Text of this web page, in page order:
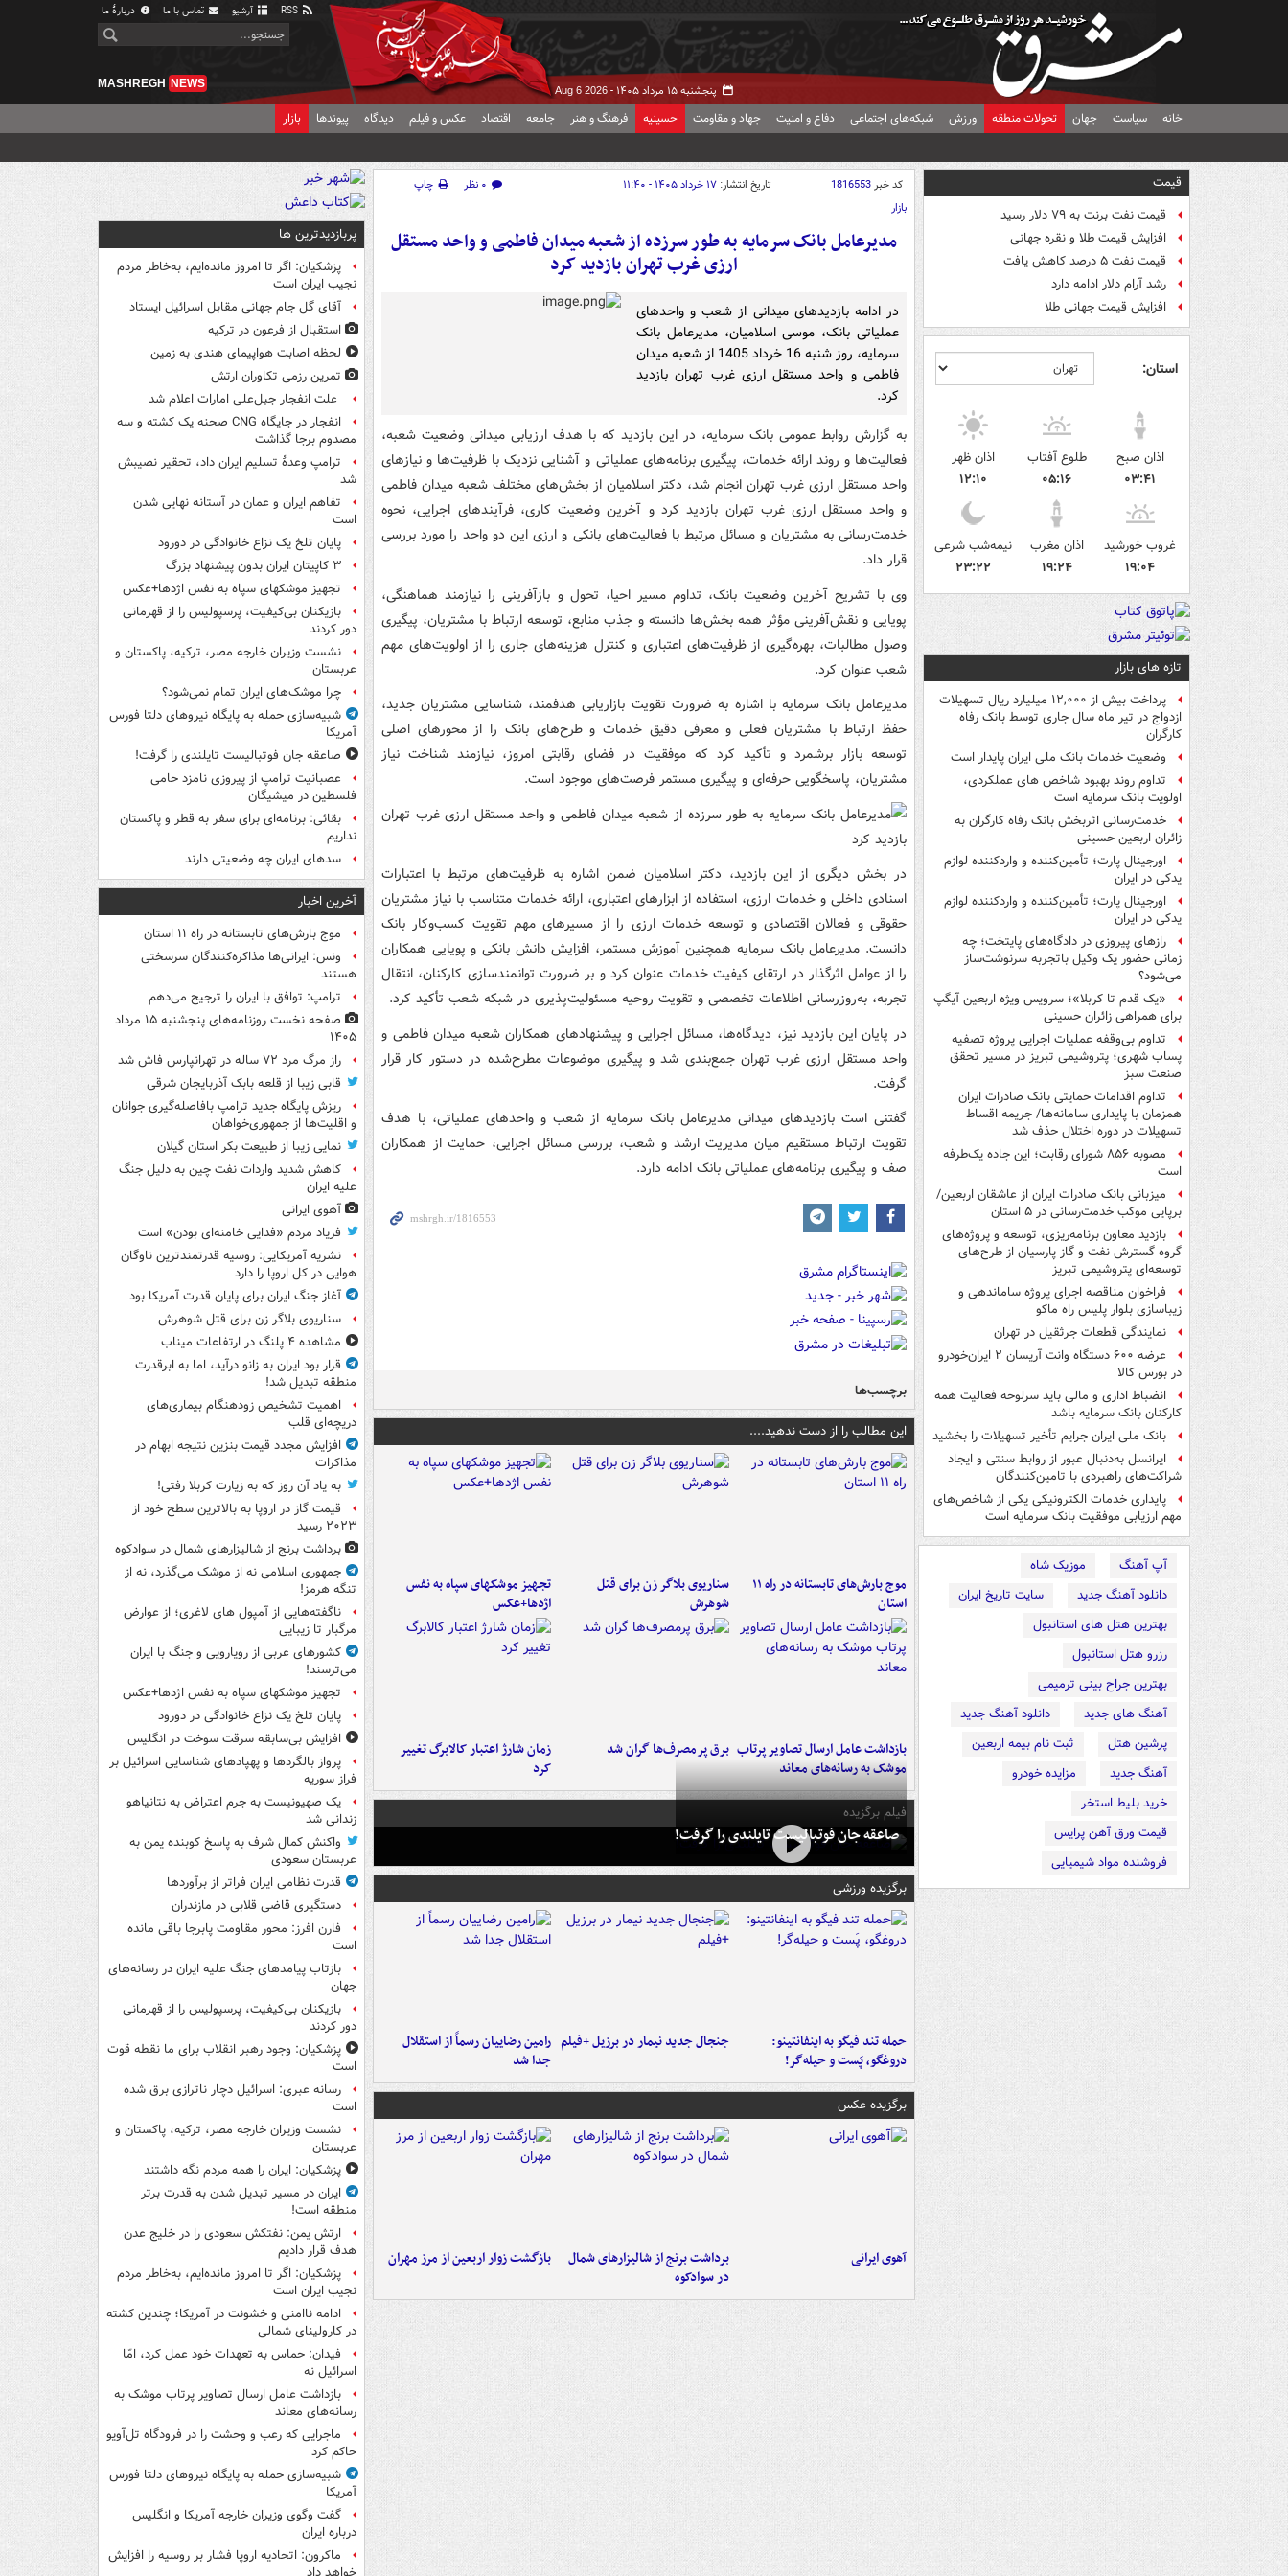
آرشیو تماس با ما دربارهٔ ما
پنجشنبه ۱۵ مرداد ۱۴۰۵ - Aug 6 2026
MASHREGH NEWS
خانه سیاست جهان تحولات منطقه ورزش شبکه‌های اجتماعی دفاع و امنیت جهاد و مقاومت حسینیه فرهنگ و هنر جامعه اقتصاد عکس و فیلم دیدگاه پیوندها بازار
قیمت
قیمت نفت برنت به ۷۹ دلار رسید
افزایش قیمت طلا و نقره جهانی
قیمت نفت ۵ درصد کاهش یافت
رشد آرام دلار ادامه دارد
افزایش قیمت جهانی طلا
استان:
اذان صبح
۰۳:۴۱
طلوع آفتاب
۰۵:۱۶
اذان ظهر
۱۲:۱۰
غروب خورشید
۱۹:۰۴
اذان مغرب
۱۹:۲۴
نیمه‌شب شرعی
۲۳:۲۲
تازه های بازار
پرداخت بیش از ۱۲,۰۰۰ میلیارد ریال تسهیلات
ازدواج در تیر ماه سال جاری توسط بانک رفاه
کارگران
وضعیت خدمات بانک ملی ایران پایدار است
تداوم روند بهبود شاخص های عملکردی،
اولویت بانک سرمایه است
خدمت‌رسانی اثربخش بانک رفاه کارگران به
زائران اربعین حسینی
اورجینال پارت؛ تأمین‌کننده و واردکننده لوازم
یدکی در ایران
اورجینال پارت؛ تأمین‌کننده و واردکننده لوازم
یدکی در ایران
رازهای پیروزی در دادگاه‌های پایتخت؛ چه
زمانی حضور یک وکیل باتجربه سرنوشت‌ساز
می‌شود؟
«یک قدم تا کربلا»؛ سرویس ویژه اربعین آیگپ
برای همراهی زائران حسینی
تداوم بی‌وقفه عملیات اجرایی پروژه تصفیه
پساب شهری؛ پتروشیمی تبریز در مسیر تحقق
صنعت سبز
تداوم اقدامات حمایتی بانک صادرات ایران
همزمان با پایداری سامانه‌ها/ جریمه اقساط
تسهیلات در دوره اختلال حذف شد
مصوبه ۸۵۶ شورای رقابت؛ این جاده یک‌طرفه
است
میزبانی بانک صادرات ایران از عاشقان اربعین/
برپایی موکب خدمت‌رسانی در ۵ استان
بازدید معاون برنامه‌ریزی، توسعه و پروژه‌های
گروه گسترش نفت و گاز پارسیان از طرح‌های
توسعه‌ای پتروشیمی تبریز
فراخوان مناقصه اجرای پروژه ساماندهی و
زیباسازی بلوار پلیس راه ماکو
نمایندگی قطعات جرثقیل در تهران
عرضه ۶۰۰ دستگاه وانت آریسان ۲ ایران‌خودرو
در بورس کالا
انضباط اداری و مالی باید سرلوحه فعالیت همه
کارکنان بانک سرمایه باشد
بانک ملی ایران جرایم تأخیر تسهیلات را بخشید
ایرانسل به‌دنبال عبور از روابط سنتی و ایجاد
شراکت‌های راهبردی با تامین‌کنندگان
پایداری خدمات الکترونیکی یکی از شاخص‌های
مهم ارزیابی موفقیت بانک سرمایه است
آپ آهنگ
موزیک شاه
دانلود آهنگ جدید
سایت تاریخ ایران
بهترین هتل های استانبول
رزرو هتل استانبول
بهترین جراح بینی ترمیمی
آهنگ های جدید
دانلود آهنگ جدید
پرشین هتل
ثبت نام بیمه اربعین
آهنگ جدید
مزایده خودرو
خرید بلیط استخر
قیمت ورق آهن پرایس
فروشنده مواد شیمیایی
کد خبر1816553 تاریخ انتشار: ۱۷ خرداد ۱۴۰۵ - ۱۱:۴۰ ۰ نظر
چاپ
بازار
مدیرعامل بانک سرمایه به طور سرزده از شعبه میدان فاطمی و واحد مستقل
ارزی غرب تهران بازدید کرد
در ادامه بازدیدهای میدانی از شعب و واحدهای
عملیاتی بانک، موسی اسلامیان، مدیرعامل بانک
سرمایه، روز شنبه 16 خرداد 1405 از شعبه میدان
فاطمی و واحد مستقل ارزی غرب تهران بازدید
کرد.
به گزارش روابط عمومی بانک سرمایه، در این بازدید که با هدف ارزیابی میدانی وضعیت شعبه،
فعالیت‌ها و روند ارائه خدمات، پیگیری برنامه‌های عملیاتی و آشنایی نزدیک با ظرفیت‌ها و نیازهای
واحد مستقل ارزی غرب تهران انجام شد، دکتر اسلامیان از بخش‌های مختلف شعبه میدان فاطمی
و واحد مستقل ارزی غرب تهران بازدید کرد و آخرین وضعیت کاری، فرآیندهای اجرایی، نحوه
خدمت‌رسانی به مشتریان و مسائل مرتبط با فعالیت‌های بانکی و ارزی این دو واحد را مورد بررسی
قرار داد.
وی با تشریح آخرین وضعیت بانک، تداوم مسیر احیا، تحول و بازآفرینی را نیازمند هماهنگی،
پویایی و نقش‌آفرینی مؤثر همه بخش‌ها دانسته و جذب منابع، توسعه ارتباط با مشتریان، پیگیری
وصول مطالبات، بهره‌گیری از ظرفیت‌های اعتباری و کنترل هزینه‌های جاری را از اولویت‌های مهم
شعب عنوان کرد.
مدیرعامل بانک سرمایه با اشاره به ضرورت تقویت بازاریابی هدفمند، شناسایی مشتریان جدید،
حفظ ارتباط با مشتریان فعلی و معرفی دقیق خدمات و طرح‌های بانک را از محورهای اصلی
توسعه بازار برشمرد و تأکید کرد که موفقیت در فضای رقابتی امروز، نیازمند شناخت نیاز
مشتریان، پاسخگویی حرفه‌ای و پیگیری مستمر فرصت‌های موجود است.
در بخش دیگری از این بازدید، دکتر اسلامیان ضمن اشاره به ظرفیت‌های مرتبط با اعتبارات
اسنادی داخلی و خدمات ارزی، استفاده از ابزارهای اعتباری، ارائه خدمات متناسب با نیاز مشتریان
حقوقی و فعالان اقتصادی و توسعه خدمات ارزی را از مسیرهای مهم تقویت کسب‌وکار بانک
دانست. مدیرعامل بانک سرمایه همچنین آموزش مستمر، افزایش دانش بانکی و پویایی همکاران
را از عوامل اثرگذار در ارتقای کیفیت خدمات عنوان کرد و بر ضرورت توانمندسازی کارکنان، انتقال
تجربه، به‌روزرسانی اطلاعات تخصصی و تقویت روحیه مسئولیت‌پذیری در شبکه شعب تأکید کرد.
در پایان این بازدید نیز، دیدگاه‌ها، مسائل اجرایی و پیشنهادهای همکاران شعبه میدان فاطمی و
واحد مستقل ارزی غرب تهران جمع‌بندی شد و پیگیری موضوعات مطرح‌شده در دستور کار قرار
گرفت.
گفتنی است بازدیدهای میدانی مدیرعامل بانک سرمایه از شعب و واحدهای عملیاتی، با هدف
تقویت ارتباط مستقیم میان مدیریت ارشد و شعب، بررسی مسائل اجرایی، حمایت از همکاران
صف و پیگیری برنامه‌های عملیاتی بانک ادامه دارد.
برچسب‌ها
این مطالب را از دست ندهید....
موج بارش‌های تابستانه در راه ۱۱
استان
سناریوی بلاگر زن برای قتل
شوهرش
تجهیز موشکهای سپاه به نفس
اژدها+عکس
بازداشت عامل ارسال تصاویر پرتاب
موشک به رسانه‌های معاند
برق پرمصرف‌ها گران شد
زمان شارژ اعتبار کالابرگ تغییر
کرد
فیلم برگزیده
صاعقه جان فوتبالیست تایلندی را گرفت!
برگزیده ورزشی
حمله تند فیگو به اینفانتینو:
دروغگو، پَست‌ و حیله‌گر!
جنجال جدید نیمار در برزیل +فیلم رامین رضاییان رسماً از استقلال
جدا شد
برگزیده عکس
آهوی ایرانی
برداشت برنج از شالیزارهای شمال
در سوادکوه
بازگشت زوار اربعین از مرز مهران
پربازدیدترین ها
پزشکیان: اگر تا امروز مانده‌ایم، به‌خاطر مردم
نجیب ایران است
آقای گل جام جهانی مقابل اسرائیل ایستاد
استقبال از فرعون در ترکیه
لحظه اصابت هواپیمای هندی به زمین
تمرین رزمی تکاوران ارتش
علت انفجار جبل‌علی امارات اعلام شد
انفجار در جایگاه CNG صحنه یک کشته و سه
مصدوم برجا گذاشت
ترامپ وعدۀ تسلیم ایران داد، تحقیر نصیبش
شد
تفاهم ایران و عمان در آستانه نهایی شدن
است
پایان تلخ یک نزاع خانوادگی در دورود
۳ کاپیتان ایران بدون پیشنهاد بزرگ
تجهیز موشکهای سپاه به نفس اژدها+عکس
بازیکنان بی‌کیفیت، پرسپولیس را از قهرمانی
دور کردند
نشست وزیران خارجه مصر، ترکیه، پاکستان و
عربستان
چرا موشک‌های ایران تمام نمی‌شود؟
شبیه‌سازی حمله به پایگاه نیروهای دلتا فورس
آمریکا
صاعقه جان فوتبالیست تایلندی را گرفت!
عصبانیت ترامپ از پیروزی نامزد حامی
فلسطین در میشیگان
بقائی: برنامه‌ای برای سفر به قطر و پاکستان
نداریم
سدهای ایران چه وضعیتی دارند
آخرین اخبار
موج بارش‌های تابستانه در راه ۱۱ استان
ونس: ایرانی‌ها مذاکره‌کنندگان سرسختی
هستند
ترامپ: توافق با ایران را ترجیح می‌دهم
صفحه نخست روزنامه‌های پنجشنبه ۱۵ مرداد
۱۴۰۵
راز مرگ مرد ۷۲ ساله در تهرانپارس فاش شد
قابی زیبا از قلعه بابک آذربایجان شرقی
ریزش پایگاه جدید ترامپ بافاصله‌گیری جوانان
و اقلیت‌ها از جمهوری‌خواهان
نمایی زیبا از طبیعت بکر استان گیلان
کاهش شدید واردات نفت چین به دلیل جنگ
علیه ایران
آهوی ایرانی
فریاد مردم «فدایی خامنه‌ای بودن» است
نشریه آمریکایی: روسیه قدرتمندترین ناوگان
هوایی در کل اروپا را دارد
آغاز جنگ ایران برای پایان قدرت آمریکا بود
سناریوی بلاگر زن برای قتل شوهرش
مشاهده ۴ پلنگ در ارتفاعات میناب
قرار بود ایران به زانو درآید، اما به ابرقدرت
منطقه تبدیل شد!
اهمیت تشخیص زودهنگام بیماری‌های
دریچه‌ای قلب
افزایش مجدد قیمت بنزین نتیجه ابهام در
مذاکرات
به یاد آن روز که به زیارت کربلا رفتی!
قیمت گاز در اروپا به بالاترین سطح خود از
۲۰۲۳ رسید
برداشت برنج از شالیزارهای شمال در سوادکوه
جمهوری اسلامی نه از موشک می‌گذرد، نه از
تنگه هرمز!
ناگفته‌هایی از آمپول های لاغری؛ از عوارض
مرگبار تا زیبایی
کشورهای عربی از رویارویی و جنگ با ایران
می‌ترسند!
تجهیز موشکهای سپاه به نفس اژدها+عکس
پایان تلخ یک نزاع خانوادگی در دورود
افزایش بی‌سابقه سرقت سوخت در انگلیس
پرواز بالگردها و پهپادهای شناسایی اسرائیل بر
فراز سوریه
یک صهیونیست به جرم اعتراض به نتانیاهو
زندانی شد
واکنش کمال شرف به پاسخ کوبنده یمن به
عربستان سعودی
قدرت نظامی ایران فراتر از برآوردها
دستگیری قاضی قلابی در مازندران
فارن افرز: محور مقاومت پابرجا باقی مانده
است
بازتاب پیامدهای جنگ علیه ایران در رسانه‌های
جهان
بازیکنان بی‌کیفیت، پرسپولیس را از قهرمانی
دور کردند
پزشکیان: وجود رهبر انقلاب برای ما نقطه قوت
است
رسانه عبری: اسرائیل دچار ناترازی برق شده
است
نشست وزیران خارجه مصر، ترکیه، پاکستان و
عربستان
پزشکیان: ایران را همه مردم نگه داشتند
ایران در مسیر تبدیل شدن به قدرت برتر
منطقه است!
ارتش یمن: نفتکش سعودی را در خلیج عدن
هدف قرار دادیم
پزشکیان: اگر تا امروز مانده‌ایم، به‌خاطر مردم
نجیب ایران است
ادامه ناامنی و خشونت در آمریکا؛ چندین کشته
در کارولینای شمالی
فیدان: حماس به تعهدات خود عمل کرد، امّا
اسرائیل نه
بازداشت عامل ارسال تصاویر پرتاب موشک به
رسانه‌های معاند
ماجرایی که رعب و وحشت را در فرودگاه تل‌آویو
حاکم کرد
شبیه‌سازی حمله به پایگاه نیروهای دلتا فورس
آمریکا
گفت وگوی وزیران خارجه آمریکا و انگلیس
درباره ایران
ماکرون: اتحادیه اروپا فشار بر روسیه را افزایش